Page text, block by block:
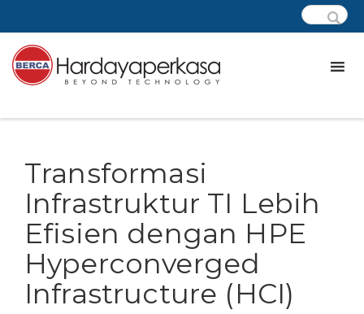
Transformasi
Infrastruktur TI Lebih
Efisien dengan HPE
Hyperconverged
Infrastructure (HCI)